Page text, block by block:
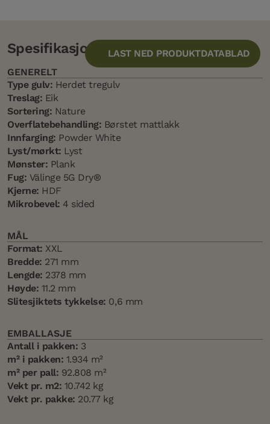
LAST NED PRODUKTDATABLAD
Spesifikasjon
GENERELT
Type gulv: Herdet tregulv
Treslag: Eik
Sortering: Nature
Overflatebehandling: Børstet mattlakk
Innfarging: Powder White
Lyst/mørkt: Lyst
Mønster: Plank
Fug: Välinge 5G Dry®
Kjerne: HDF
Mikrobevel: 4 sided
MÅL
Format: XXL
Bredde: 271 mm
Lengde: 2378 mm
Høyde: 11.2 mm
Slitesjiktets tykkelse: 0,6 mm
EMBALLASJE
Antall i pakken: 3
m² i pakken: 1.934 m²
m² per pall: 92.808 m²
Vekt pr. m2: 10.742 kg
Vekt pr. pakke: 20.77 kg